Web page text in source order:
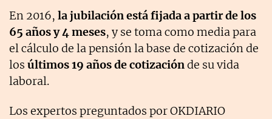
En 2016, la jubilación está fijada a partir de los
65 años y 4 meses, y se toma como media para
el cálculo de la pensión la base de cotización de
los últimos 19 años de cotizaciónde su vida
laboral.
Los expertos preguntados por OKDIARIO